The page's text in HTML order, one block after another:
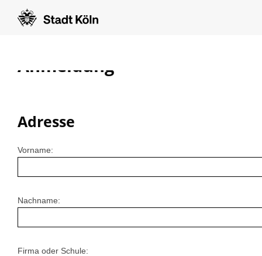
Anmeldung
Adresse
Vorname:
Nachname:
Firma oder Schule: